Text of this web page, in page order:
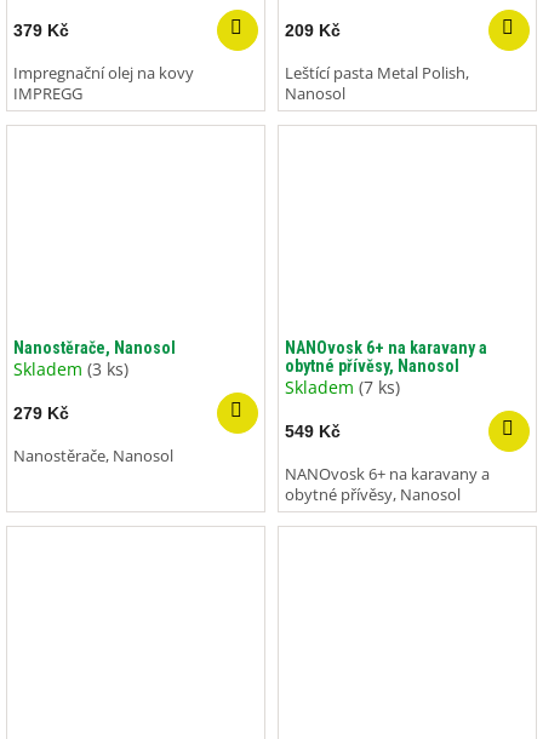
379 Kč
Impregnační olej na kovy
IMPREGG
209 Kč
Leštící pasta Metal Polish,
Nanosol
Nanostěrače, Nanosol
Skladem (3 ks)
279 Kč
Nanostěrače, Nanosol
NANOvosk 6+ na karavany a
obytné přívěsy, Nanosol
Skladem (7 ks)
549 Kč
NANOvosk 6+ na karavany a
obytné přívěsy, Nanosol